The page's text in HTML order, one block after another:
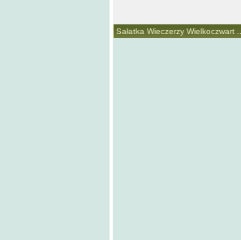
Sałatka Wieczerzy Wielkoczwart ...